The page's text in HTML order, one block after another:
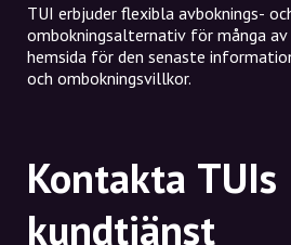
TUI erbjuder flexibla avboknings-
ombokningsalternativ för många av
hemsida för den senaste
och ombokningsvillkor.
Kontakta TUIs
kundtjänst